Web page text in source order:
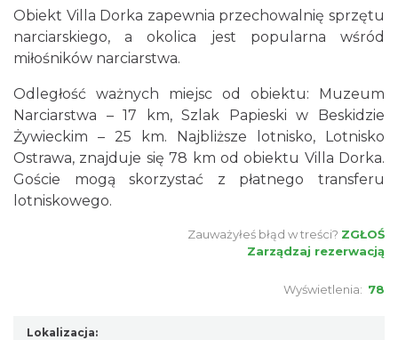
Obiekt Villa Dorka zapewnia przechowalnię sprzętu
narciarskiego, a okolica jest popularna wśród
miłośników narciarstwa.
Odległość ważnych miejsc od obiektu: Muzeum
Narciarstwa – 17 km, Szlak Papieski w Beskidzie
Żywieckim – 25 km. Najbliższe lotnisko, Lotnisko
Ostrawa, znajduje się 78 km od obiektu Villa Dorka.
Goście mogą skorzystać z płatnego transferu
lotniskowego.
Zauważyłeś błąd w treści? ZGŁOŚ
Zarządzaj rezerwacją
Wyświetlenia: 78
Lokalizacja: